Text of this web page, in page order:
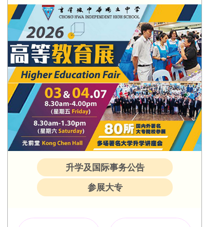
升学及国际事务公告
参展大专